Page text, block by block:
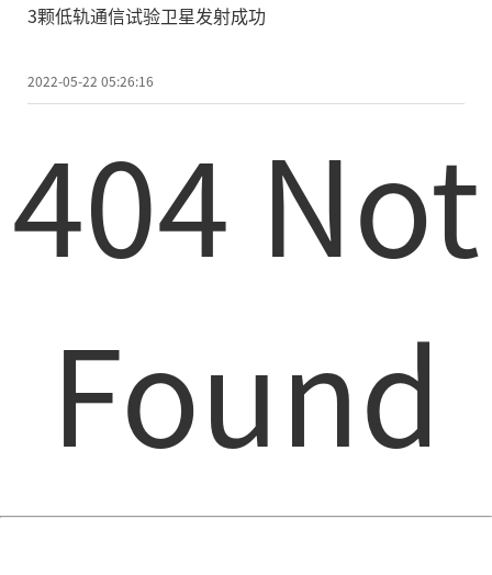
3颗低轨通信试验卫星发射成功
2022-05-22 05:26:16
404 Not
Found